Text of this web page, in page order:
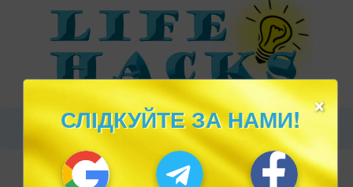
×
СЛІДКУЙТЕ ЗА НАМИ!